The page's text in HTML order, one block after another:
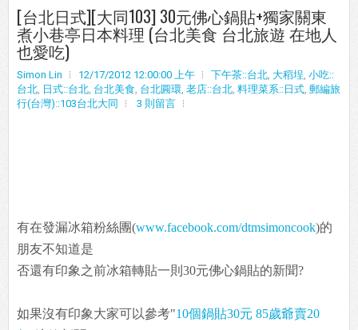
[台北日式][大同103] 30元佛心鍋貼+獨家關東
煮小巷亭日本料理 (台北美食 台北旅遊 在地人
也愛吃)
Simon Lin 12/17/2012 12:00:00 上午 下午茶::台北, 大稻埕, 小吃::
台北, 日式::台北, 台北美食, 台北圓環, 老店::台北, 料理菜系::日式, 郵編旅
行(台灣)::103台北大同
3 則留言
有在發漏冰箱粉絲團(www.facebook.com/dtmsimoncook)的
朋友不知道是
否還有印象之前冰箱轉貼一則30元佛心鍋貼的新聞?
如果沒有印象大家可以參考"10個鍋貼30元 85歲爺賣20